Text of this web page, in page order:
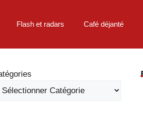
Flash et radars Café déjanté